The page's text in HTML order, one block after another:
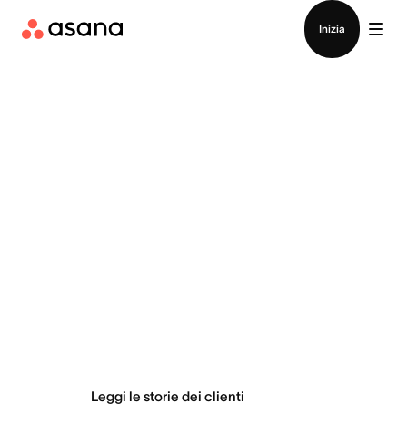
Inizia
Leggi le storie dei clienti